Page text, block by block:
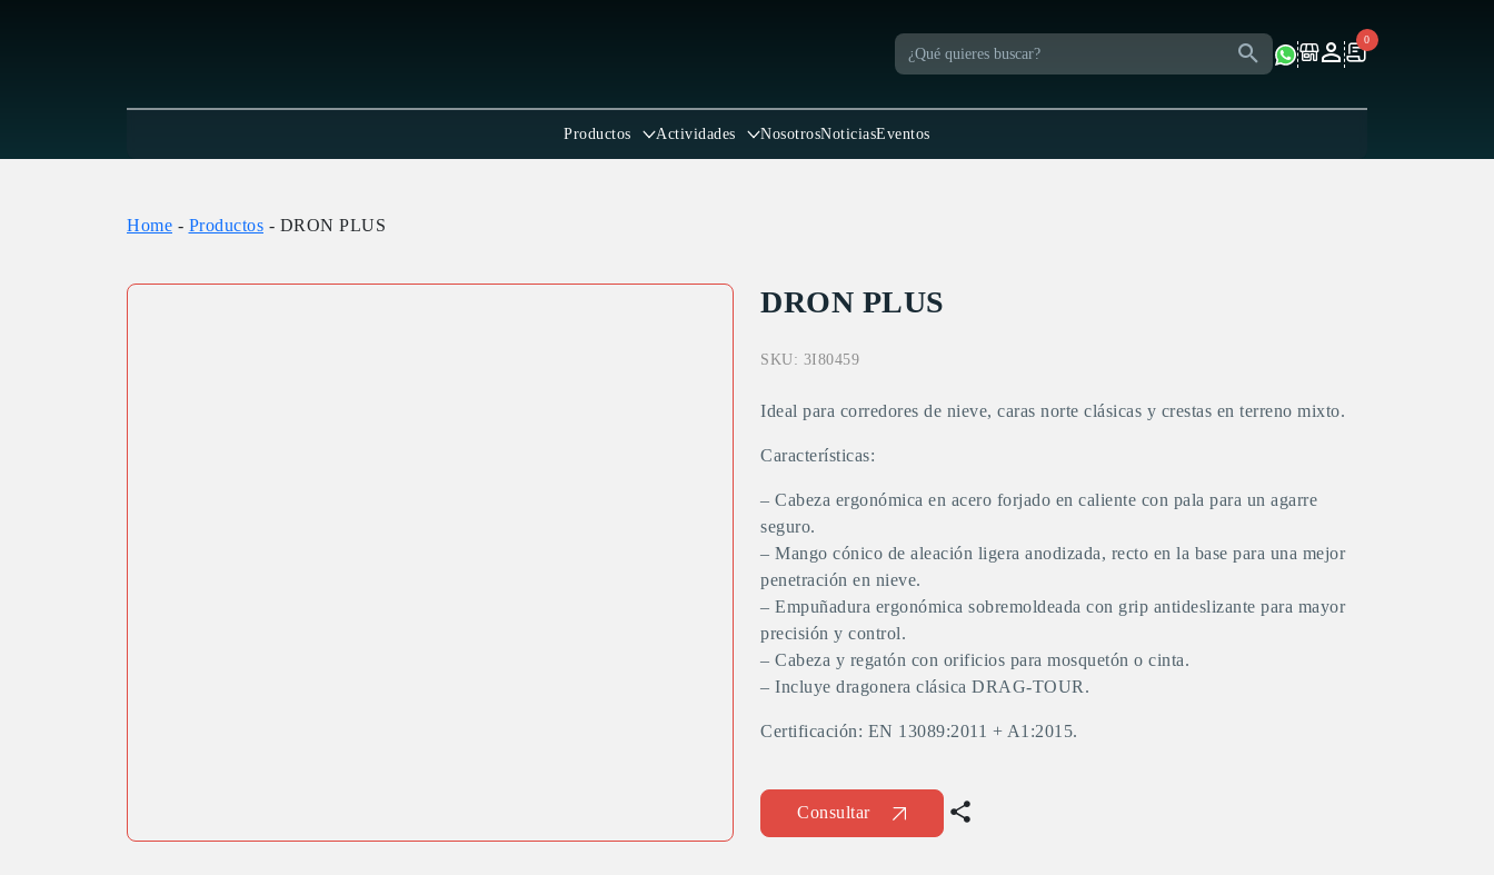
0
Productos Actividades NosotrosNoticiasEventos
Home - Productos - DRON PLUS
DRON PLUS
SKU: 3I80459
Ideal para corredores de nieve, caras norte clásicas y crestas en terreno mixto.
Características:
– Cabeza ergonómica en acero forjado en caliente con pala para un agarre
seguro.
– Mango cónico de aleación ligera anodizada, recto en la base para una mejor
penetración en nieve.
– Empuñadura ergonómica sobremoldeada con grip antideslizante para mayor
precisión y control.
– Cabeza y regatón con orificios para mosquetón o cinta.
– Incluye dragonera clásica DRAG-TOUR.
Certificación: EN 13089:2011 + A1:2015.
Consultar